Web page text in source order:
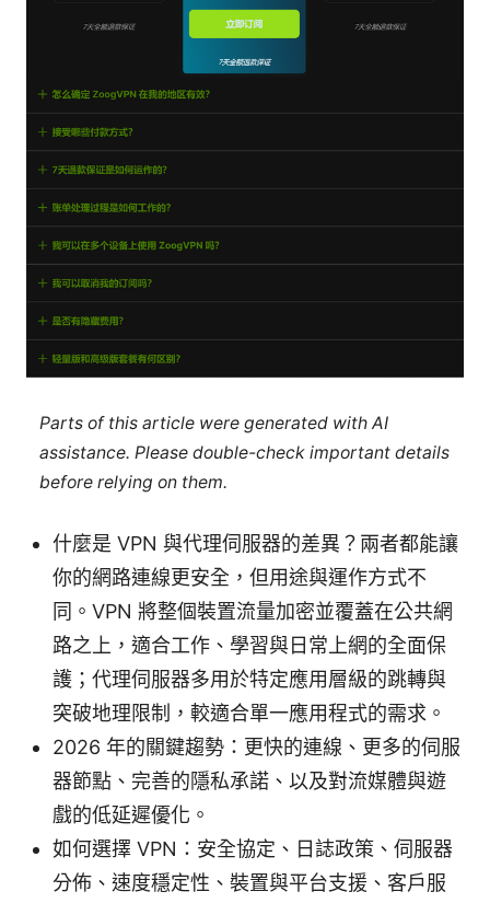
Parts of this article were generated with AI
assistance. Please double-check important details
before relying on them.
什麼是 VPN 與代理伺服器的差異？兩者都能讓
你的網路連線更安全，但用途與運作方式不
同。VPN 將整個裝置流量加密並覆蓋在公共網
路之上，適合工作、學習與日常上網的全面保
護；代理伺服器多用於特定應用層級的跳轉與
突破地理限制，較適合單一應用程式的需求。
2026 年的關鍵趨勢：更快的連線、更多的伺服
器節點、完善的隱私承諾、以及對流媒體與遊
戲的低延遲優化。
如何選擇 VPN：安全協定、日誌政策、伺服器
分佈、速度穩定性、裝置與平台支援、客戶服